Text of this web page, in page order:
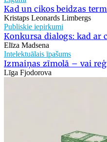
Kad un cikos beidzas
Kristaps Leonards Limbergs
Publiskie iepirkumi
Konkursa dialogs: kad ar
Elīza Madsena
Intelektuālais īpašums
Izmaiņas zīmolā – vai
Līga Fjodorova